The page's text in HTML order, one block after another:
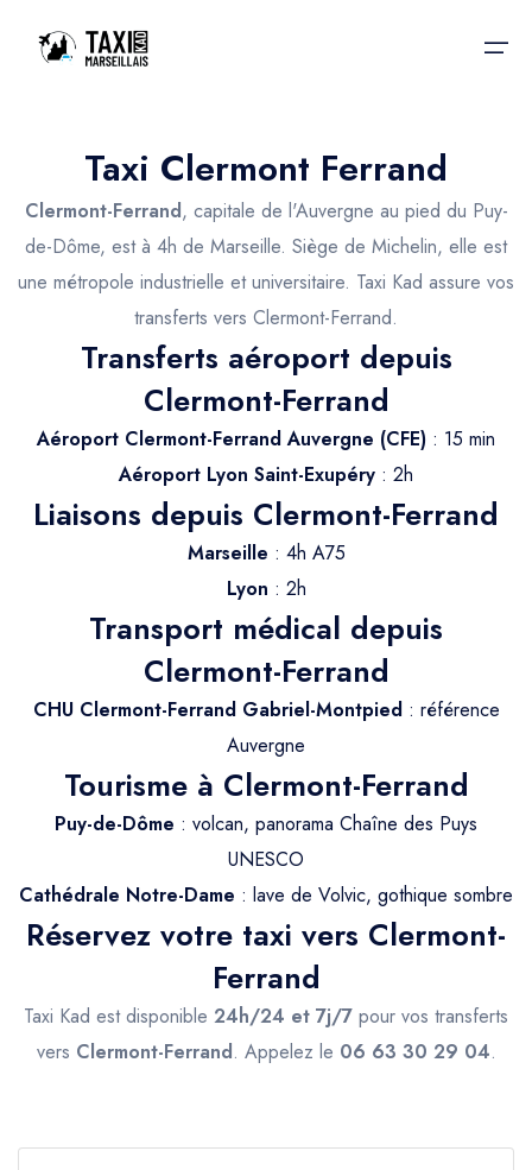
Accueil
Nos services
Nos services
Taxis Aéroport
Trajet Gare SNCF
Trajet Port croisière
Trajet Séminaire
Trajet Santé
Trajet Longue Distance
Taxis aéroport
Réservation
Actualités & évènements
Contactez-nous
Taxi Clermont Ferrand
Clermont-Ferrand, capitale de l'Auvergne au pied du Puy-
de-Dôme, est à 4h de Marseille. Siège de Michelin, elle est
une métropole industrielle et universitaire. Taxi Kad assure vos
transferts vers Clermont-Ferrand.
Transferts aéroport depuis
Clermont-Ferrand
Aéroport Clermont-Ferrand Auvergne (CFE) : 15 min
Aéroport Lyon Saint-Exupéry : 2h
Liaisons depuis Clermont-Ferrand
Marseille : 4h A75
Lyon : 2h
Transport médical depuis
Clermont-Ferrand
CHU Clermont-Ferrand Gabriel-Montpied: référence
Auvergne
Tourisme à Clermont-Ferrand
Puy-de-Dôme : volcan, panorama Chaîne des Puys
UNESCO
Cathédrale Notre-Dame : lave de Volvic, gothique sombre
Réservez votre taxi vers Clermont-
Ferrand
Taxi Kad est disponible 24h/24 et 7j/7 pour vos transferts
vers Clermont-Ferrand. Appelez le 06 63 30 29 04.